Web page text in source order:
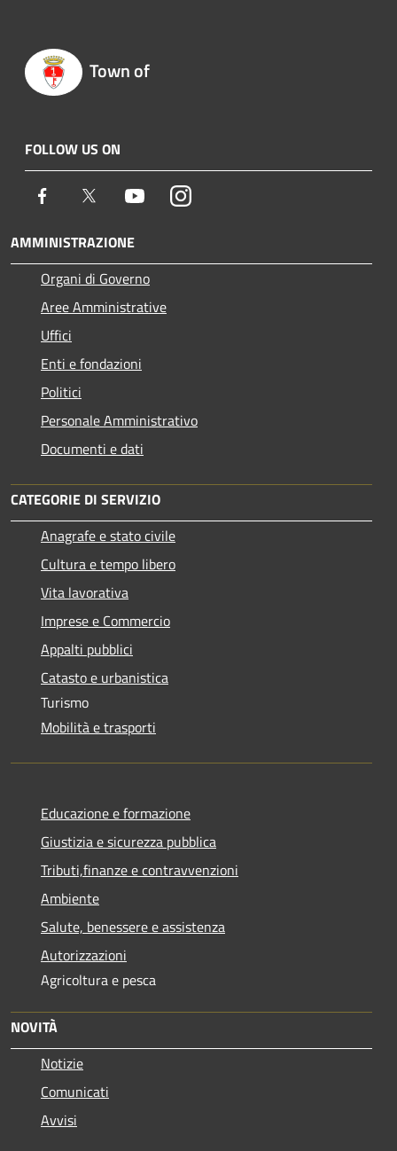
Town of
FOLLOW US ON
Facebook Twitter YoutubeInstagram
AMMINISTRAZIONE
Organi di Governo
Aree Amministrative
Uffici
Enti e fondazioni
Politici
Personale Amministrativo
Documenti e dati
CATEGORIE DI SERVIZIO
Anagrafe e stato civile
Cultura e tempo libero
Vita lavorativa
Imprese e Commercio
Appalti pubblici
Catasto e urbanistica
Turismo
Mobilità e trasporti
Educazione e formazione
Giustizia e sicurezza pubblica
Tributi,finanze e contravvenzioni
Ambiente
Salute, benessere e assistenza
Autorizzazioni
Agricoltura e pesca
NOVITÀ
Notizie
Comunicati
Avvisi